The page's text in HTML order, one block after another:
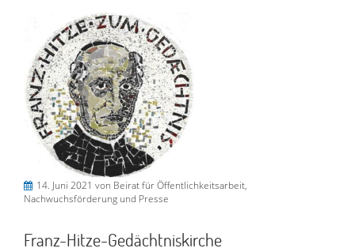
14. Juni 2021 von Beirat für Öffentlichkeitsarbeit,
Nachwuchsförderung und Presse
Franz-Hitze-Gedächtniskirche